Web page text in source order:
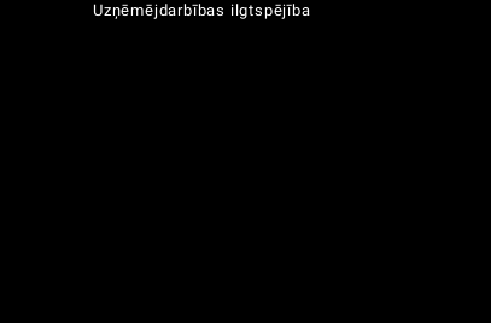
Uzņēmējdarbības ilgtspējība